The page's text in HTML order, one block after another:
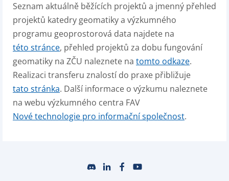
Seznam aktuálně běžících projektů a jmenný přehled
projektů katedry geomatiky a výzkumného
programu geoprostorová data najdete na
této stránce, přehled projektů za dobu fungování
geomatiky na ZČU naleznete na tomto odkaze.
Realizaci transferu znalostí do praxe přibližuje
tato stránka. Další informace o výzkumu naleznete
na webu výzkumného centra FAV
Nové technologie pro informační společnost.